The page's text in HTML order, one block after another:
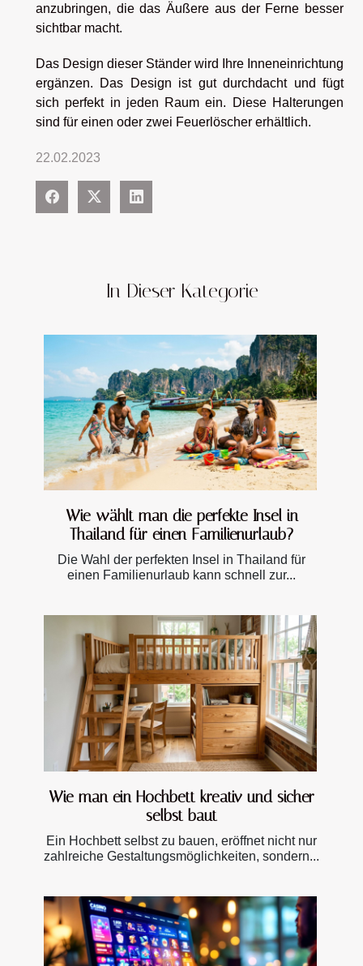
In Dieser Kategorie
Wie wählt man die perfekte Insel in
Thailand für einen Familienurlaub?
Die Wahl der perfekten Insel in Thailand für
einen Familienurlaub kann schnell zur...
Wie man ein Hochbett kreativ und sicher
selbst baut
Ein Hochbett selbst zu bauen, eröffnet nicht nur
zahlreiche Gestaltungsmöglichkeiten, sondern...
anzubringen, die das Äußere aus der Ferne besser
sichtbar macht.
Das Design dieser Ständer wird Ihre Inneneinrichtung
ergänzen. Das Design ist gut durchdacht und fügt
sich perfekt in jeden Raum ein. Diese Halterungen
sind für einen oder zwei Feuerlöscher erhältlich.
22.02.2023